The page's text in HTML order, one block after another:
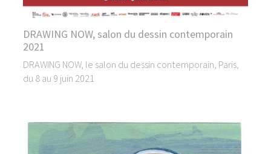
DRAWING NOW, salon du dessin contemporain
2021
DRAWING NOW, le salon du dessin contemporain, Paris,
du 8 au 9 juin 2021